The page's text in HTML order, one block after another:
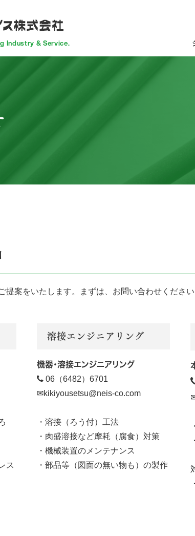
Industry & Service.
提案をいたします。まずは、お問い合わせください
ス
溶接エンジニアリング
機器・溶接エンジニアリング
 06（6482）6701
✉kikiyousetsu@neis-co.com
・溶接（ろう付）工法
・肉盛溶接など摩耗（腐食）対策
・機械装置のメンテナンス
・部品等（図面の無い物も）の製作